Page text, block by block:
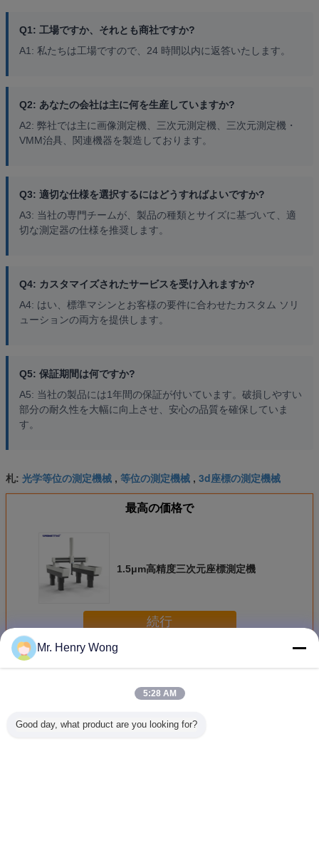
Q1: 工場ですか、それとも商社ですか?
A1: 私たちは工場ですので、24 時間以内に返答いたします。
Q2: あなたの会社は主に何を生産していますか?
A2: 弊社では主に画像測定機、三次元測定機、三次元測定機・
VMM治具、関連機器を製造しております。
Q3: 適切な仕様を選択するにはどうすればよいですか?
A3: 当社の専門チームが、製品の種類とサイズに基づいて、適
切な測定器の仕様を推奨します。
Q4: カスタマイズされたサービスを受け入れますか?
A4: はい、標準マシンとお客様の要件に合わせたカスタム ソリ
ューションの両方を提供します。
Q5: 保証期間は何ですか?
A5: 当社の製品には1年間の保証が付いています。破損しやすい
部分の耐久性を大幅に向上させ、安心の品質を確保していま
す。
札: 光学等位の測定機械 , 等位の測定機械 , 3d座標の測定機械
最高の価格で
1.5μm高精度三次元座標測定機
続行
多く3D座標の測定機械
Mr. Henry Wong
5:28 AM
Good day, what product are you looking for?